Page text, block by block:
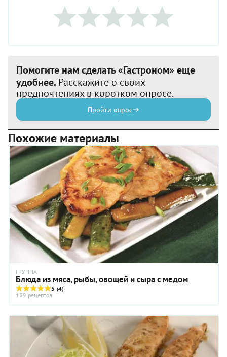
Помогите нам сделать «Гастроном» еще
удобнее. Расскажите о своих
предпочтениях в коротком опросе.
Пройти опрос
Похожие материалы
ГРУППА
Блюда из мяса, рыбы, овощей и сыра с медом
5 (4)
139 рецептов